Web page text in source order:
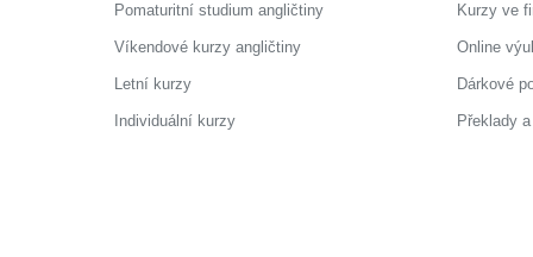
Pomaturitní studium angličtiny
Víkendové kurzy angličtiny
Letní kurzy
Individuální kurzy
Kurzy ve
Online
Dárkové
Překlady